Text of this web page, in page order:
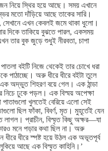
নিয়ে স্থির হয়ে আছে। সময় এখানে
মতো দাঁড়িয়ে আছে তাকের সারি।
সেখানে এখন কেবলই জমে থাকা ধুলো।
দিকে তাকিয়ে বুঝতে পারল, একসময়
তার বুক জুড়ে শুধুই নীরবতা, চাপা
বইটি নিজে থেকেই তার চোখে ধরা
পাঠাচ্ছে। অরু ধীরে ধীরে বইটা তুলে
এক অদ্ভুত শিহরণ বয়ে গেল। এক ঠান্ডা
নিচে ঢুকে পড়ল। এক বিস্ময় অপেক্ষা
পাতাগুলো খুলতেই বেরিয়ে এলো সেই
ছিল ফাঁকা, বিবর্ণ, মৃত। মুহূর্তেই যেন
প্রাচীন, বিস্মৃত কিছু অক্ষর—যা
মনে পড়ার কথা ছিল না। অরু
ধীরে ধীরে স্পষ্ট হয়ে উঠল এক অভূতপূর্ব
আছে এক বিস্মৃত কাহিনি।’